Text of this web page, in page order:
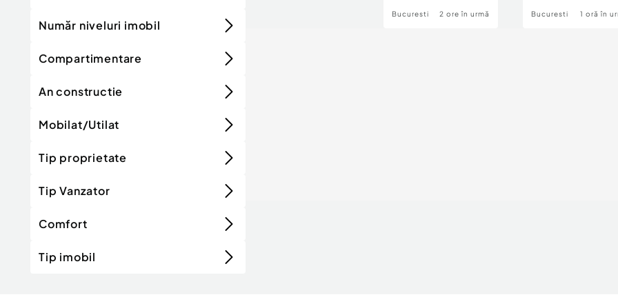
Număr niveluri imobil
Compartimentare
An constructie
Mobilat/Utilat
Tip proprietate
Tip Vanzator
Comfort
Tip imobil
Bucuresti 2 ore în urmă Bucuresti 1 oră în